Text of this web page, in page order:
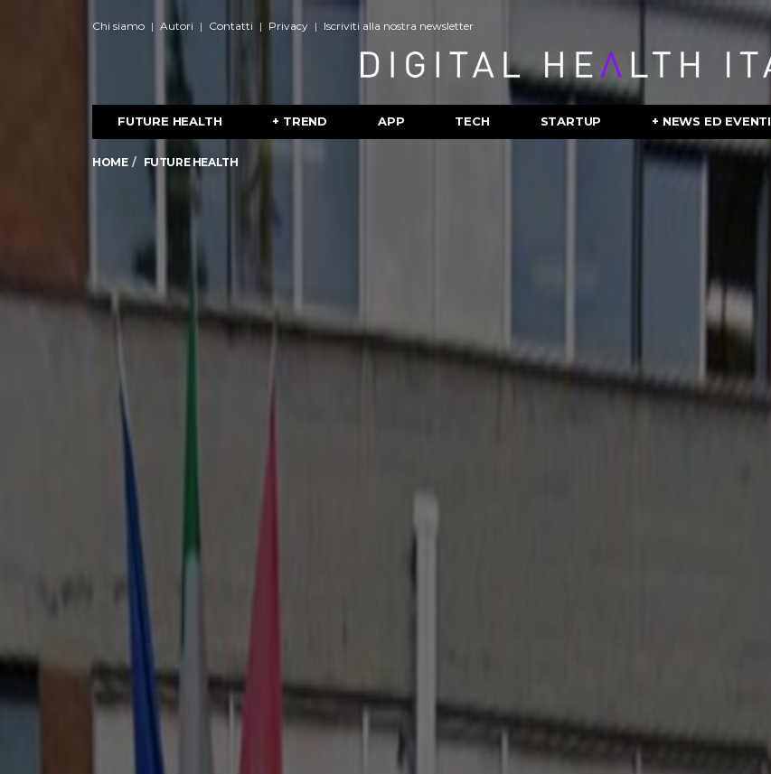
Chi siamo Autori Contatti Privacy Iscriviti alla nostra newsletter
FUTURE HEALTH + TREND APP TECH STARTUP + NEWS ED EVENTI
HOME FUTURE HEALTH